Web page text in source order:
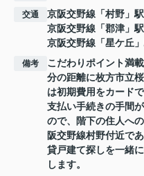
交通 京阪交野線 「 村野 」
京阪交野線 「 郡津 」
京阪交野線 「 星ケ丘
備考
こだわりポイント満
分の距離に枚方市立
は初期費用をカード
支払い手続きの手間
ので、階下の住人へ
阪交野線村野付近で
貸戸建て探しを一緒
します。